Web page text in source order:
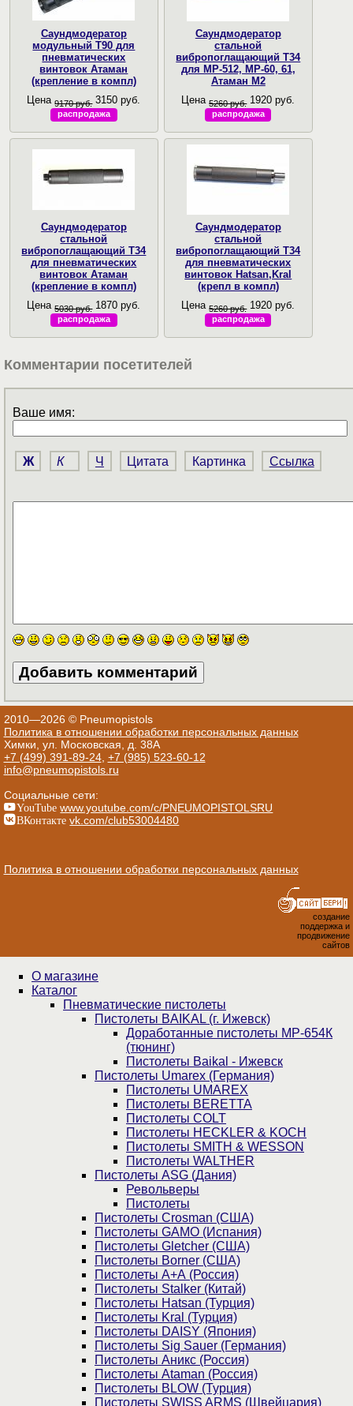
Саундмодератор
модульный T90 для
пневматических
винтовок Атаман
(крепление в компл)
Цена9170 руб. 3150 руб.
распродажа
Саундмодератор
стальной
вибропоглащающий T34
для МР-512, МР-60, 61,
Атаман М2
Цена5260 руб. 1920 руб.
распродажа
Саундмодератор
стальной
вибропоглащающий T34
для пневматических
винтовок Атаман
(крепление в компл)
Цена5030 руб. 1870 руб.
распродажа
Саундмодератор
стальной
вибропоглащающий T34
для пневматических
винтовок Hatsan,Kral
(крепл в компл)
Цена5260 руб. 1920 руб.
распродажа
Комментарии посетителей
Ваше имя:
Ж К Ч Цитата Картинка Ссылка
2010—2026 © Pneumopistols
Политика в отношении обработки персональных данных
Химки, ул. Московская, д. 38А
+7 (499) 391-89-24, +7 (985) 523-60-12
info@pneumopistols.ru
Социальные сети:
YouTube www.youtube.com/c/PNEUMOPISTOLSRU
ВКонтакте vk.com/club53004480
Политика в отношении обработки персональных данных
создание
поддержка и
продвижение
сайтов
О магазине
Каталог
Пнев­ма­ти­чес­кие пистолеты
Пистолеты BAIKAL (г. Ижевск)
Доработанные пистолеты МР-654К
(тюнинг)
Пистолеты Baikal - Ижевск
Пистолеты Umarex (Германия)
Пистолеты UMAREX
Пистолеты BERETTA
Пистолеты COLT
Пистолеты HECKLER & KOCH
Пистолеты SMITH & WESSON
Пистолеты WALTHER
Пистолеты ASG (Дания)
Револьверы
Пистолеты
Пистолеты Crosman (США)
Пистолеты GAMO (Испания)
Пистолеты Gletcher (США)
Пистолеты Borner (США)
Пистолеты А+А (Россия)
Пистолеты Stalker (Китай)
Пистолеты Hatsan (Турция)
Пистолеты Kral (Турция)
Пистолеты DAISY (Япония)
Пистолеты Sig Sauer (Германия)
Пистолеты Аникс (Россия)
Пистолеты Ataman (Россия)
Пистолеты BLOW (Турция)
Пистолеты SWISS ARMS (Швейцария)